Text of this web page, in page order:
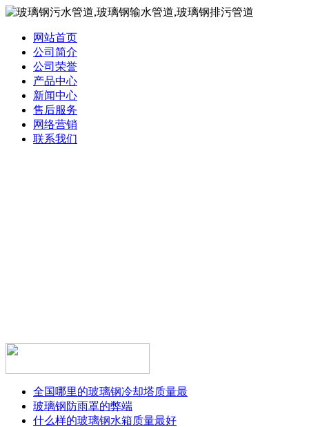
网站首页
公司简介
公司荣誉
产品中心
新闻中心
售后服务
网络营销
联系我们
全国哪里的玻璃钢冷却塔质量最
玻璃钢防雨罩的弊端
什么样的玻璃钢水箱质量最好